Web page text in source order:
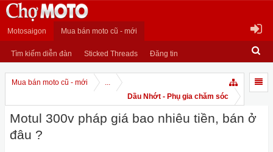
Motosaigon Mua bán moto cũ - mới
Tìm kiếm diễn đàn Sticked Threads Đăng tin
Mua bán moto cũ - mới
...
Dầu Nhớt - Phụ gia chăm sóc
Motul 300v pháp giá bao nhiêu tiền, bán ở
đâu ?